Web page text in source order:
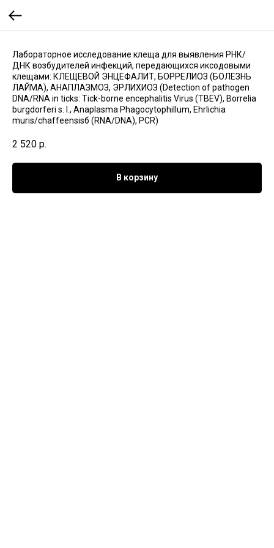
Лабораторное исследование клеща для выявления РНК/
ДНК возбудителей инфекций, передающихся иксодовыми
клещами: КЛЕЩЕВОЙ ЭНЦЕФАЛИТ, БОРРЕЛИОЗ (БОЛЕЗНЬ
ЛАЙМА), АНАПЛАЗМОЗ, ЭРЛИХИОЗ (Detection of pathogen
DNA/RNA in ticks: Tick-borne encephalitis Virus (TBEV), Borrelia
burgdorferi s. l., Anaplasma Phagocytophillum, Ehrlichia
muris/chaffeеnsisб (RNA/DNA), PCR)
2 520 р.
В корзину